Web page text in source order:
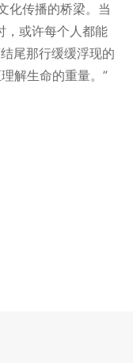
化传播的桥梁。当
，或许每个人都能
尾那行缓缓浮现的
解生命的重量。”